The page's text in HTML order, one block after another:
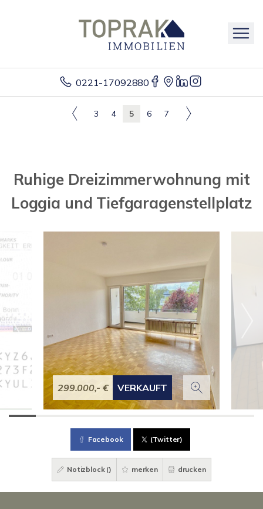
0221-17092880
3 4 5 6 7
Ruhige Dreizimmerwohnung mit
Loggia und Tiefgaragenstellplatz
299.000,- € VERKAUFT
Facebook (Twitter)
Notizblock () merken drucken